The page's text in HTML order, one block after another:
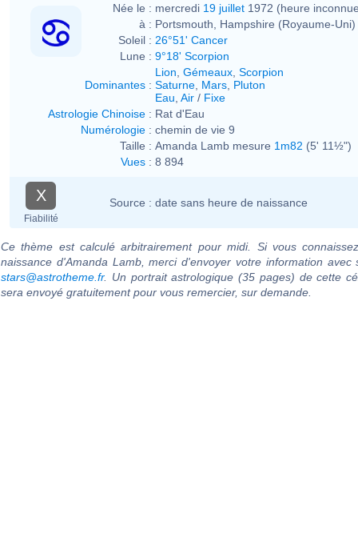
Née le : mercredi 19 juillet 1972 (heure
à : Portsmouth, Hampshire (Royaume-Uni)
Soleil : 26°51' Cancer
Lune : 9°18' Scorpion
Dominantes :
Lion Gémeaux Scorpion
Saturne Mars Pluton
Eau Air / Fixe
Astrologie Chinoise : Rat d'Eau
Numérologie : chemin de vie 9
Taille : Amanda Lamb mesure 1m82 (5' 11½")
Vues : 8 894
X
Fiabilité
Source : date sans heure de naissance
Ce thème est calculé arbitrairement pour midi. Si vous
naissance d'Amanda Lamb, merci d'envoyer votre information avec
stars@astrotheme.fr. Un portrait astrologique (35 pages) de cette
sera envoyé gratuitement pour vous remercier, sur demande.